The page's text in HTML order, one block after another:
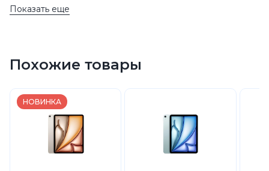
128 GB
Показать еще
Похожие товары
НОВИНКА